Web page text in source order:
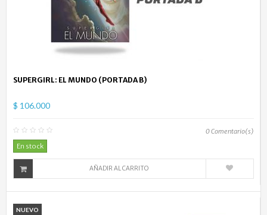
SUPERGIRL: EL MUNDO (PORTADA B)
$ 106.000
0Comentario(s)
En stock
AÑADIR AL CARRITO
NUEVO